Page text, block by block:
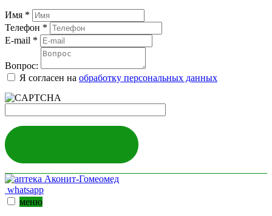
Имя *
Телефон *
E-mail *
Вопрос:
Я согласен на обработку персональных данных
whatsapp
меню